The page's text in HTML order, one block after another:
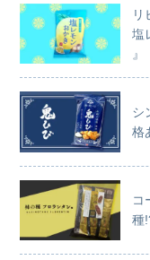
リ
塩
』
シ
格
コ
種